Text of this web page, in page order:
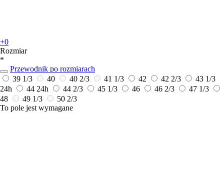
+0
Rozmiar
*
Przewodnik po rozmiarach
39 1/3
40 40 2/3 41 1/3 42 42 2/3
43 1/3
24h
44 24h 44 2/3 45 1/3 46 46 2/3
47 1/3
48
49 1/3
50 2/3
To pole jest wymagane